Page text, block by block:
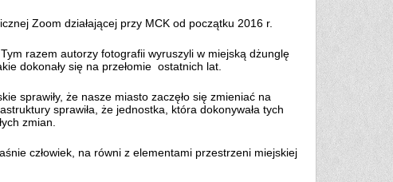
Zoom działającej przy MCK od początku 2016 r.
razem autorzy fotografii wyruszyli w miejską dżunglę
dokonały się na przełomie ostatnich lat.
sprawiły, że nasze miasto zaczęło się zmieniać na
sprawiła, że jednostka, która dokonywała tych
zmian.
człowiek, na równi z elementami przestrzeni miejskiej